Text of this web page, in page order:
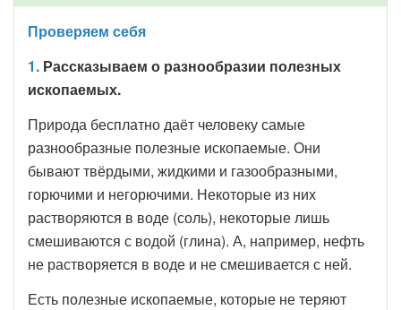
Проверяем себя
1. Рассказываем о разнообразии полезных
ископаемых.
Природа бесплатно даёт человеку самые
разнообразные полезные ископаемые. Они
бывают твёрдыми, жидкими и газообразными,
горючими и негорючими. Некоторые из них
растворяются в воде (соль), некоторые лишь
смешиваются с водой (глина). А, например, нефть
не растворяется в воде и не смешивается с ней.
Есть полезные ископаемые, которые не теряют